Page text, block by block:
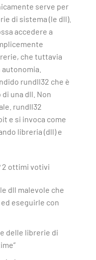
serve per
di sistema (le dll).
accedere a
che tuttavia
rundll32 che è
una dll. Non
rundll32
e si invoca come
libreria (dll) e
2 ottimi votivi
dll malevole che
eseguirle con
delle librerie di